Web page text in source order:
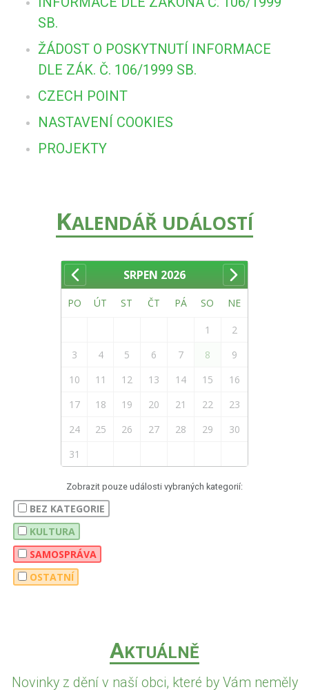
SB.
ŽÁDOST O POSKYTNUTÍ INFORMACE
DLE ZÁK. Č. 106/1999 SB.
CZECH POINT
NASTAVENÍ COOKIES
PROJEKTY
KALENDÁŘ UDÁLOSTÍ
SRPEN 2026
PO ÚT ST ČT PÁ SO NE
1
2
3
4 5 6 7 8
9
10
11 12 13 14 15
16
17
18 19 20 21 22
23
24
25 26 27 28 29
30
31
Zobrazit pouze události vybraných kategorií:
BEZ KATEGORIE
KULTURA
SAMOSPRÁVA
OSTATNÍ
AKTUÁLNĚ
Novinky z dění v naší obci, které by Vám neměly